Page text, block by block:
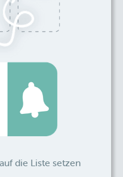
die Liste setzen